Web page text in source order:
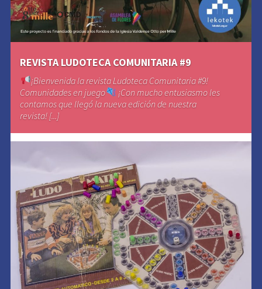
REVISTA LUDOTECA COMUNITARIA #9
¡Bienvenida la revista Ludoteca Comunitaria #9!
Comunidades en juego
¡Con mucho entusiasmo les
contamos que llegó la nueva edición de nuestra
revista! [...]